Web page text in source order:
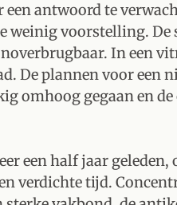
antwoord te
weinig voorstelling. De
In een
De plannen voor een
omhoog gegaan en de
een half jaar geleden,
verdichte tijd.